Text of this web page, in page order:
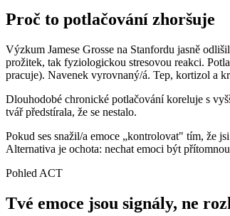
Proč to potlačování zhoršuje
Výzkum Jamese Grosse na Stanfordu jasně
prožitek, tak fyziologickou stresovou reakci.
pracuje). Navenek vyrovnaný/á. Tep, kortizol a
Dlouhodobé chronické potlačování koreluje s
tvář předstírala, že se nestalo.
Pokud ses snažil/a emoce „kontrolovat" tím, že
Alternativa je ochota: nechat emoci být
Pohled ACT
Tvé emoce jsou signály, ne